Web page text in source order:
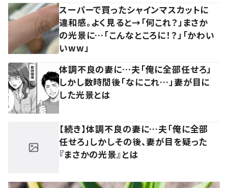
スーパーで買ったシャインマスカットに
違和感。よく見ると→「何これ？」まさか
の光景に…「こんなところに！？」「かわい
いww」
体調不良の妻に…夫「俺に全部任せろ」
しかし数時間後「なにこれ…」妻が目に
した光景とは
【続き】体調不良の妻に…夫「俺に全部
任せろ」しかしその後、妻が目を疑った
『まさかの光景』とは